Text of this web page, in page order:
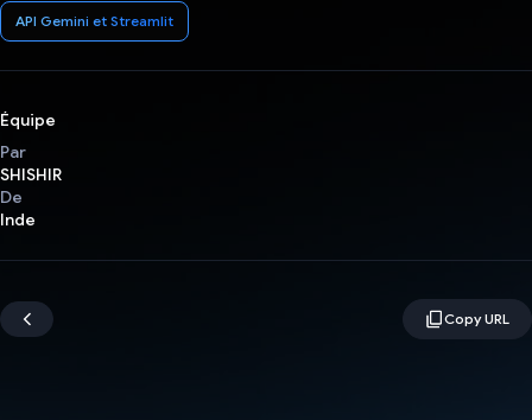
API Gemini et Streamlit
Équipe
Par
SHISHIR
De
Inde